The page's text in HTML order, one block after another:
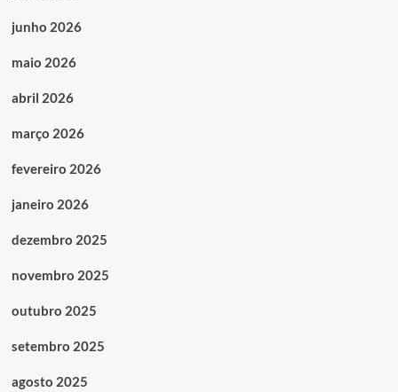
junho 2026
maio 2026
abril 2026
março 2026
fevereiro 2026
janeiro 2026
dezembro 2025
novembro 2025
outubro 2025
setembro 2025
agosto 2025